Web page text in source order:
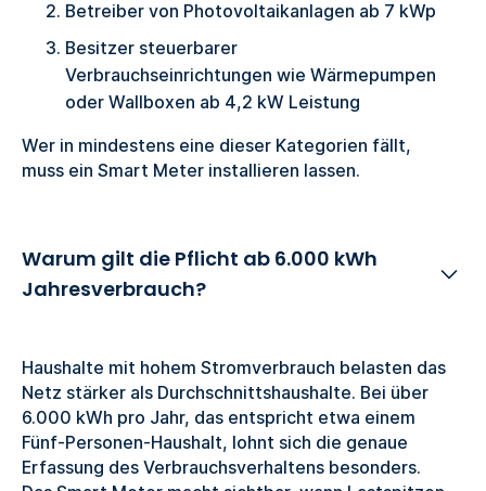
Betreiber von Photovoltaikanlagen ab 7 kWp
Besitzer steuerbarer
Verbrauchseinrichtungen wie Wärmepumpen
oder Wallboxen ab 4,2 kW Leistung
Wer in mindestens eine dieser Kategorien fällt,
muss ein Smart Meter installieren lassen.
Warum gilt die Pflicht ab 6.000 kWh
Jahresverbrauch?
Haushalte mit hohem Stromverbrauch belasten das
Netz stärker als Durchschnittshaushalte. Bei über
6.000 kWh pro Jahr, das entspricht etwa einem
Fünf-Personen-Haushalt, lohnt sich die genaue
Erfassung des Verbrauchsverhaltens besonders.